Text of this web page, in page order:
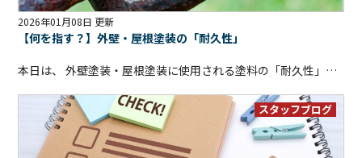
2026年01月08日 更新
【何を指す？】外壁・屋根塗装の「耐久性」
本日は、 外壁塗装・屋根塗装に使用される塗料の「耐久性」についてお話していきます。 塗装工事をご検討中の方が、 お見積りや打ち合わせの際によく耳にする言葉として、 「この塗料は20年持ちますよ」 「こちらは長期間の耐久性があるのでおすすめです」 といった説明があるかと思います。 ですが、この 「持つ」「耐久性が高い」 という表現、 実は少し誤解されやすい言葉でもあるのです
スタッフブログ